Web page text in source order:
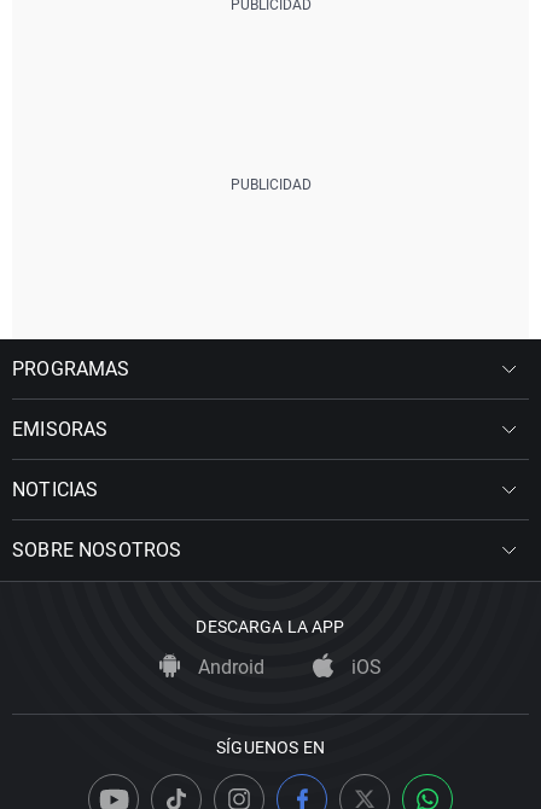
PROGRAMAS
EMISORAS
NOTICIAS
SOBRE NOSOTROS
DESCARGA LA APP
Android iOS
SÍGUENOS EN